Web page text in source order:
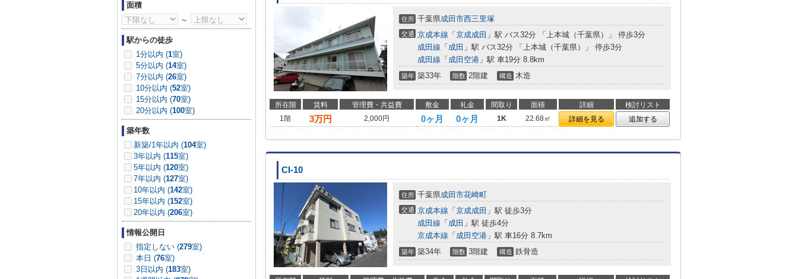
住所 千葉県成田市西三里塚
交通 京成本線 「 京成成田 」駅 バス32分 「上本城（千葉県）」 停歩3分
成田線 「 成田 」駅 バス32分 「上本城（千葉県）」 停歩3分
成田線 「 成田空港 」駅 車19分 8.8km
築年 築33年 階数 2階建 構造 木造
所在階 賃料 管理費・共益費 敷金 礼金 間取り 面積 詳細
検討リスト
1階
3万円 2,000円 0ヶ月 0ヶ月 1K 22.68㎡ 詳細を見る 追加する
CI-10
住所 千葉県成田市花崎町
交通 京成本線 「 京成成田 」駅 徒歩3分
成田線 「 成田 」駅 徒歩4分
京成本線 「 成田空港 」駅 車16分 8.7km
築年 築34年 階数 3階建 構造 鉄骨造
面積
～
駅からの徒歩
1分以内 (1室)
5分以内 (14室)
7分以内 (26室)
10分以内 (52室)
15分以内 (70室)
20分以内 (100室)
築年数
新築/1年以内 (104室)
3年以内 (115室)
5年以内 (120室)
7年以内 (127室)
10年以内 (142室)
15年以内 (152室)
20年以内 (206室)
情報公開日
指定しない (279室)
本日 (76室)
3日以内 (183室)